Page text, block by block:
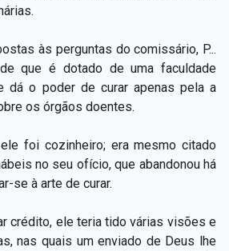
às perguntas do comissário, P...
que é dotado de uma faculdade
dá o poder de curar apenas pela a
os órgãos doentes.
foi cozinheiro; era mesmo citado
no seu ofício, que abandonou há
se à arte de curar.
crédito, ele teria tido várias visões e
nas quais um enviado de Deus lhe